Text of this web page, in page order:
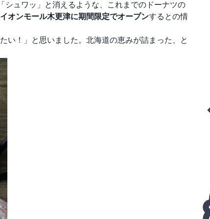
シュワッ」と消えるような、これまでのドーナツの
イオンモール木更津に期間限定でオープンするとの情
い！」と思いました。北海道の恵みが詰まった、と